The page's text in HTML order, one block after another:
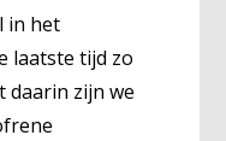
in het
laatste tijd zo
daarin zijn we